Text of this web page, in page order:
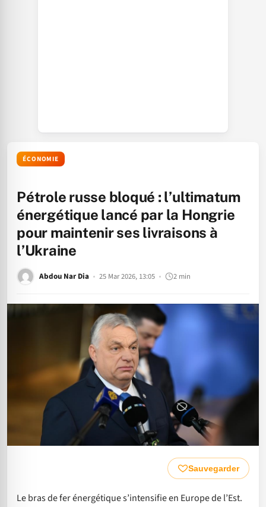
ÉCONOMIE
Pétrole russe bloqué : l’ultimatum
énergétique lancé par la Hongrie
pour maintenir ses livraisons à
l’Ukraine
Abdou Nar Dia 25 Mar 2026, 13:05 2 min
Sauvegarder
Le bras de fer énergétique s’intensifie en Europe de l’Est.